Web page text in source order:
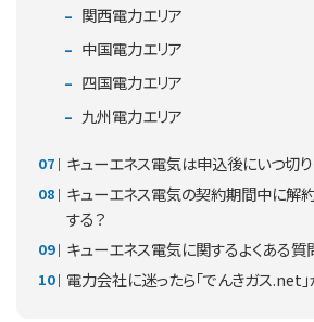
関西電力エリア
中国電力エリア
四国電力エリア
九州電力エリア
キューエネス電気は申込後にいつ切
キューエネス電気の契約期間中に解
する？
キューエネス電気に関するよくある質
電力会社に迷ったら「でんきガス.net